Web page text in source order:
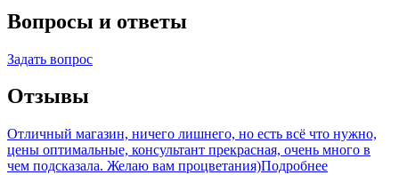
Вопросы и ответы
Задать вопрос
Отзывы
Отличный магазин, ничего лишнего, но есть всё что нужно,
цены оптимальные, консультант прекрасная, очень много в
чем подсказала. Желаю вам процветания)Подробнее